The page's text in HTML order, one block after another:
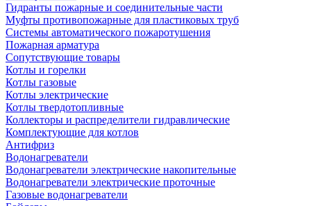
Гидранты пожарные и соединительные части
Муфты противопожарные для пластиковых труб
Системы автоматического пожаротушения
Пожарная арматура
Сопутствующие товары
Котлы и горелки
Котлы газовые
Котлы электрические
Котлы твердотопливные
Коллекторы и распределители гидравлические
Комплектующие для котлов
Антифриз
Водонагреватели
Водонагреватели электрические накопительные
Водонагреватели электрические проточные
Газовые водонагреватели